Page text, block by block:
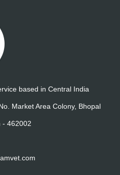
based in Central India
Market Area Colony, Bhopal
- 462002